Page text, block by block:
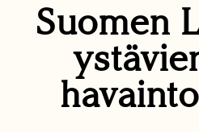
Suomen